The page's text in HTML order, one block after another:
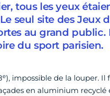
tous les yeux
seul site des Jeux
au grand public.
du sport parisien.
e), impossible de la louper. Il
en aluminium recyclé